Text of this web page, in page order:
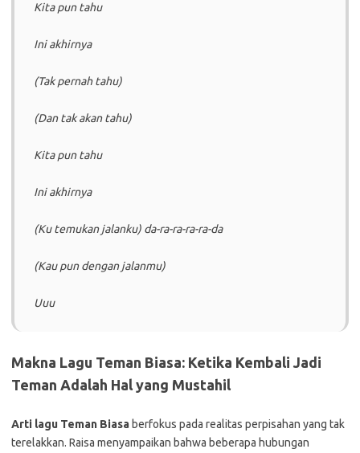
Kita pun tahu
Ini akhirnya
(Tak pernah tahu)
(Dan tak akan tahu)
Kita pun tahu
Ini akhirnya
(Ku temukan jalanku) da-ra-ra-ra-ra-da
(Kau pun dengan jalanmu)
Uuu
Makna Lagu Teman Biasa: Ketika Kembali Jadi
Teman Adalah Hal yang Mustahil
Arti lagu Teman Biasa berfokus pada realitas perpisahan yang tak
terelakkan. Raisa menyampaikan bahwa beberapa hubungan